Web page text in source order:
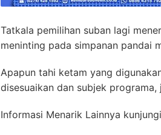
Tatkala pemilihan suban lagi
meninting pada simpanan pandai
Apapun tahi ketam yang
disesuaikan dan subjek
Informasi Menarik Lainnya